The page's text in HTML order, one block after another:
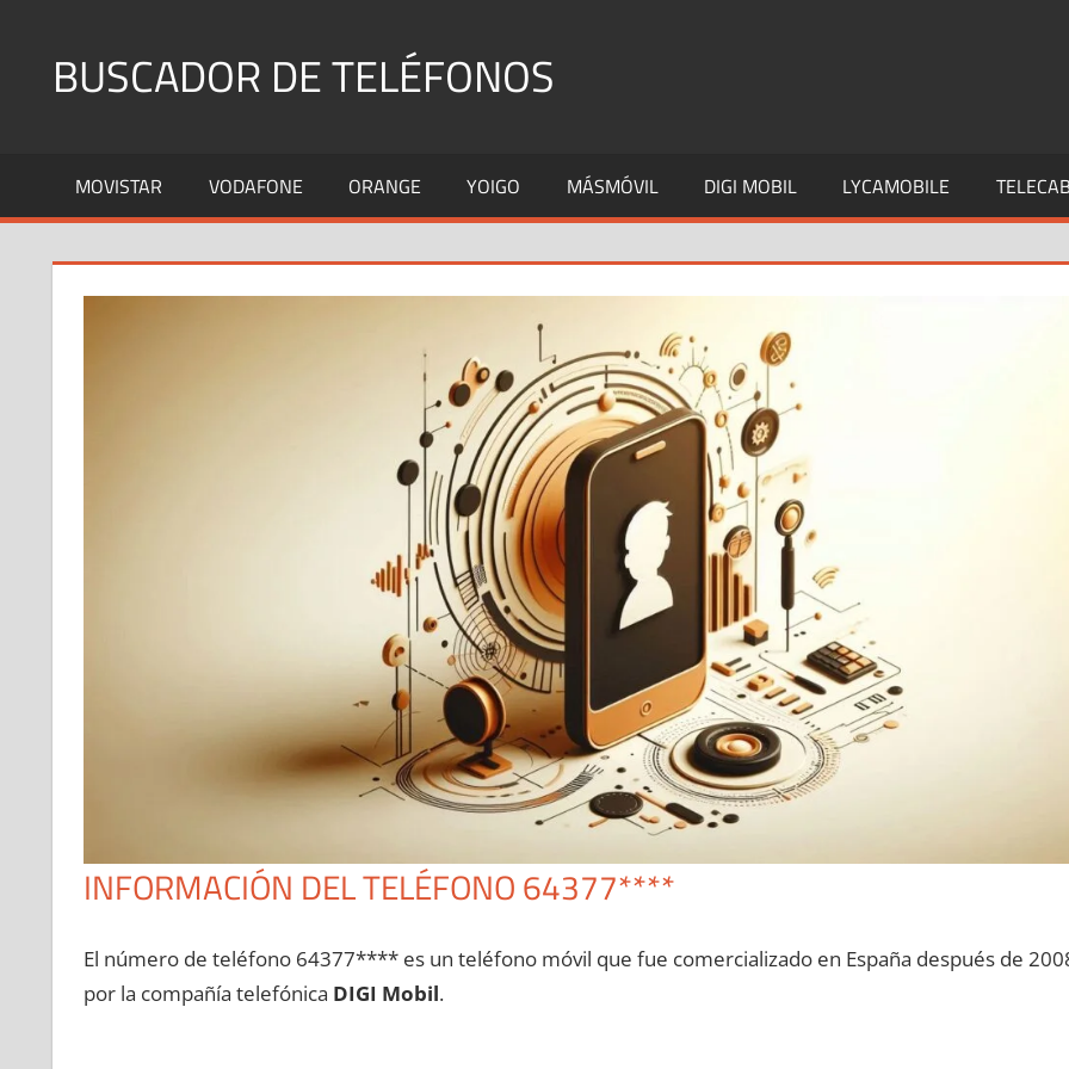
contenidoBUSCADOR DE TELÉFONOS
Fijos
y
MOVISTAR VODAFONE ORANGE YOIGO MÁSMÓVIL DIGI MOBIL LYCAMOBILE
INFORMACIÓN DEL TELÉFONO 64377****
El número dе teléfono 64377**** es un teléfono móvil quе fue comercializado en España después dе
pοr la compañía telefónica DIGI Mobil.